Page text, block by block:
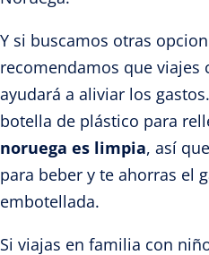
Y si buscamos otras
recomendamos que viajes
ayudará a aliviar los
botella de plástico para
noruega es limpia, así
para beber y te ahorras el
embotellada.
Si viajas en familia con